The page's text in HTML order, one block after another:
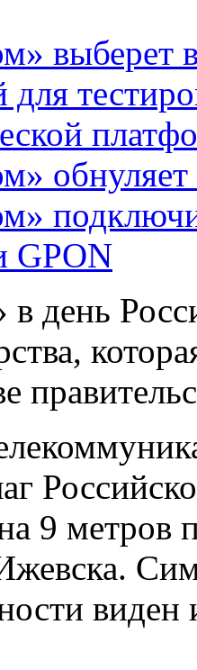
выберет
для
GPON
в день
9 метров